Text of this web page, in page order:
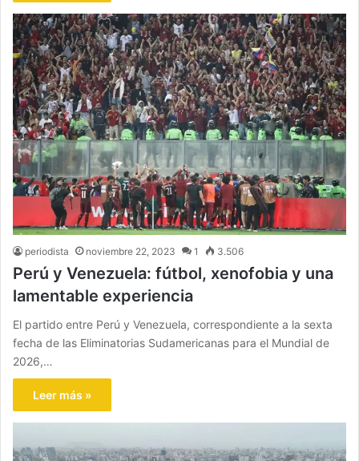
periodista noviembre 22, 2023 1 3.506
Perú y Venezuela: fútbol, xenofobia y una
lamentable experiencia
El partido entre Perú y Venezuela, correspondiente a la sexta
fecha de las Eliminatorias Sudamericanas para el Mundial de
2026,…
Leer más »